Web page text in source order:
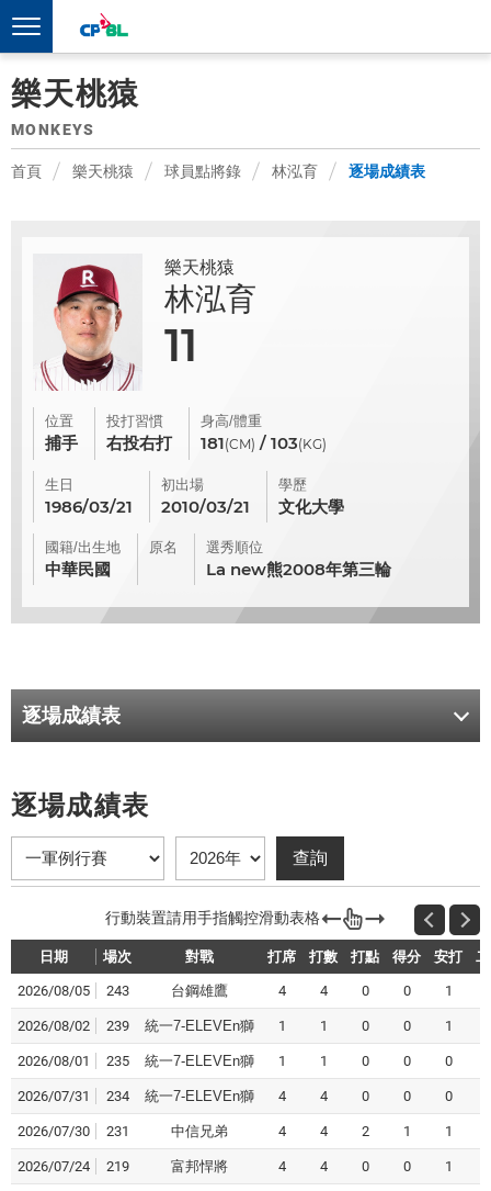
樂天桃猿
MONKEYS
首頁 樂天桃猿 球員點將錄 林泓育 逐場成績表
樂天桃猿
林泓育
11
位置
捕手
投打習慣
右投右打
身高/體重
181(CM) / 103(KG)
生日
1986/03/21
初出場
2010/03/21
學歷
文化大學
國籍/出生地
中華民國
原名 選秀順位
La new熊2008年第三輪
逐場成績表
逐場成績表
日期 場次 對戰 打席 打數 打點 得分 安打
2026/08/05 243 台鋼雄鷹 4 4 0 0 1
2026/08/02 239 統一7-ELEVEn獅 1 1 0 0 1
2026/08/01 235 統一7-ELEVEn獅 1 1 0 0 0
2026/07/31 234 統一7-ELEVEn獅 4 4 0 0 0
2026/07/30 231 中信兄弟 4 4 2 1 1
2026/07/24 219 富邦悍將 4 4 0 0 1